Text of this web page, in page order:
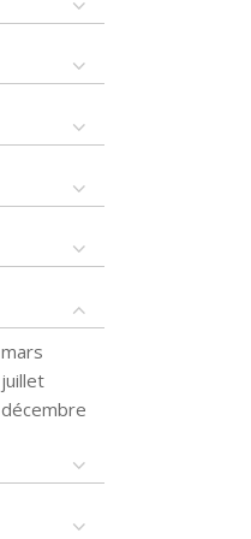
mars
juillet
décembre